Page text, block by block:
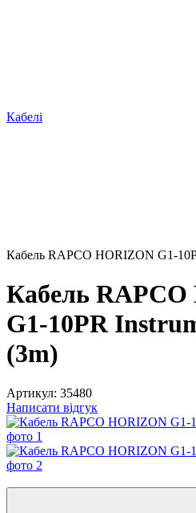
Кабелі
Кабель RAPCO HORIZON G1-
Кабель
G1-10PR
(3m)
Артикул: 35480
Написати відгук